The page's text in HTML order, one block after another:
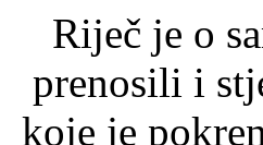
Riječ je o
prenosili i
koje je